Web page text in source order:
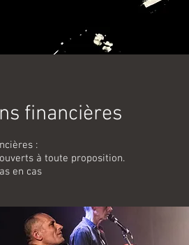
financières
:
à toute proposition.
en cas